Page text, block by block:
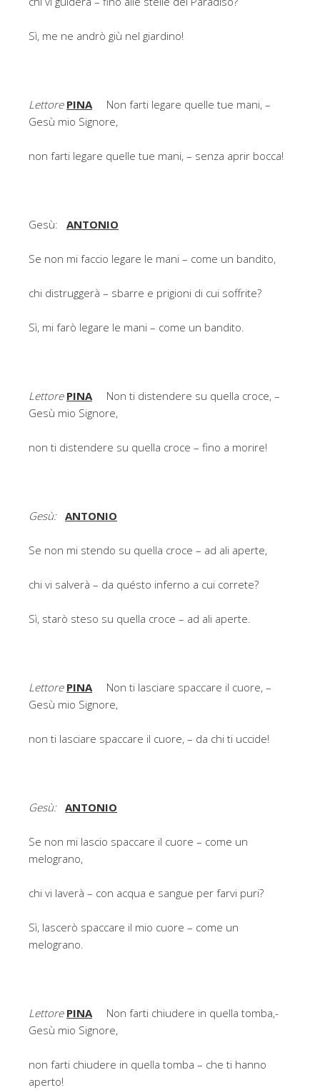
Sì, me ne andrò giù nel giardino!
Lettore PINANon farti legare quelle tue mani, –
Gesù mio Signore,
non farti legare quelle tue mani, – senza aprir bocca!
Gesù: ANTONIO
Se non mi faccio legare le mani – come un bandito,
chi distruggerà – sbarre e prigioni di cui soffrite?
Sì, mi farò legare le mani – come un bandito.
Lettore PINANon ti distendere su quella croce, –
Gesù mio Signore,
non ti distendere su quella croce – fino a morire!
Gesù: ANTONIO
Se non mi stendo su quella croce – ad ali aperte,
chi vi salverà – da quésto inferno a cui correte?
Sì, starò steso su quella croce – ad ali aperte.
Lettore PINANon ti lasciare spaccare il cuore, –
Gesù mio Signore,
non ti lasciare spaccare il cuore, – da chi ti uccide!
Gesù: ANTONIO
Se non mi lascio spaccare il cuore – come un
melograno,
chi vi laverà – con acqua e sangue per farvi puri?
Sì, lascerò spaccare il mio cuore – come un
melograno.
Lettore PINANon farti chiudere in quella tomba,-
Gesù mio Signore,
non farti chiudere in quella tomba – che ti hanno
aperto!